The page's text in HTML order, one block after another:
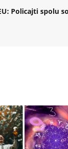
Policajti spolu